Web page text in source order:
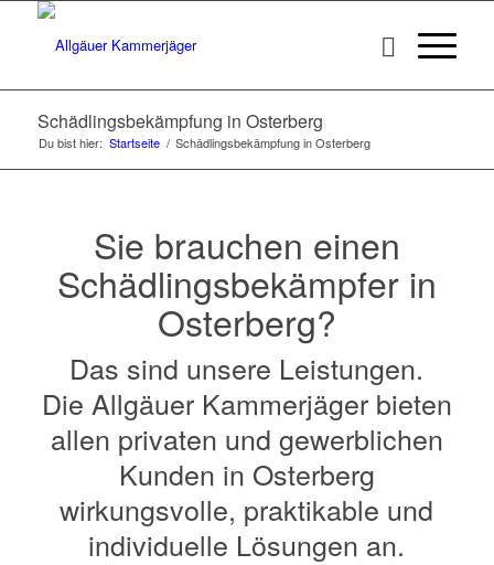
Schädlingsbekämpfung in Osterberg
Du bist hier: Startseite / Schädlingsbekämpfung in Osterberg
Sie brauchen einen
Schädlingsbekämpfer in
Osterberg?
Das sind unsere Leistungen.
Die Allgäuer Kammerjäger bieten
allen privaten und gewerblichen
Kunden in Osterberg
wirkungsvolle, praktikable und
individuelle Lösungen an.